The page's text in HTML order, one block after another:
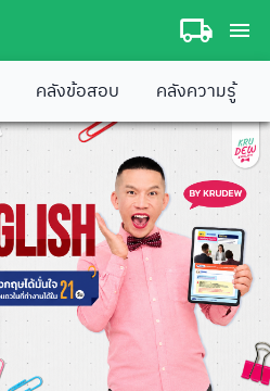
คลังข้อสอบ คลังความรู้